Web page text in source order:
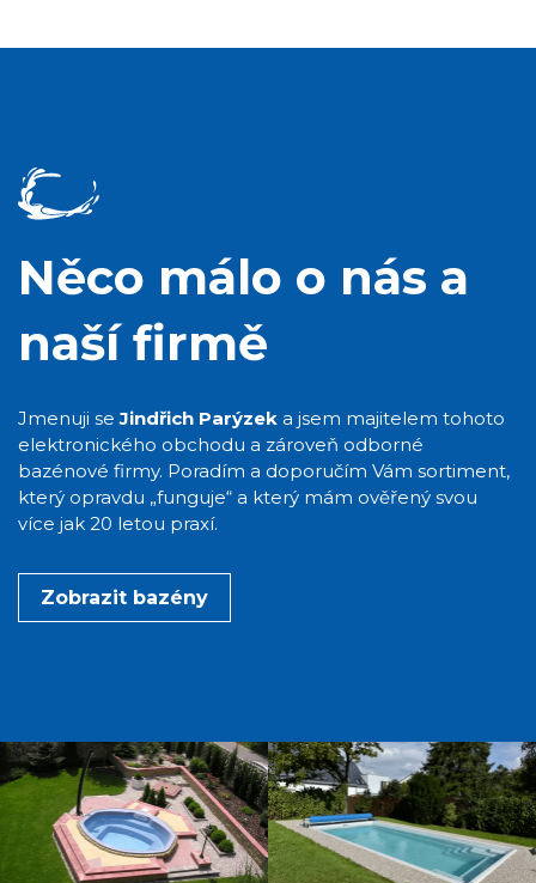
Něco málo o nás a
naší firmě
Jmenuji seJindřich Parýzek a jsem majitelem tohoto
elektronického obchodu a zároveň odborné
bazénové firmy. Poradím a doporučím Vám sortiment,
který opravdu „funguje“ a který mám ověřený svou
více jak 20 letou praxí.
Zobrazit bazény